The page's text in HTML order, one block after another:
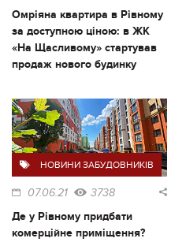
Омріяна квартира в Рівному
за доступною ціною: в ЖК
«На Щасливому» стартував
продаж нового будинку
НОВИНИ ЗАБУДОВНИКІВ
07.06.21 3738
Де у Рівному придбати
комерційне приміщення?